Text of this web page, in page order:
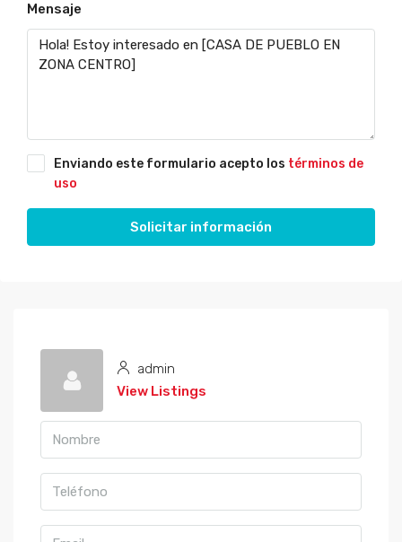
Mensaje
Enviando este formulario acepto los términos de
uso
Solicitar información
admin
View Listings